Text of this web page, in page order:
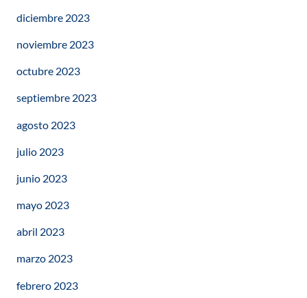
diciembre 2023
noviembre 2023
octubre 2023
septiembre 2023
agosto 2023
julio 2023
junio 2023
mayo 2023
abril 2023
marzo 2023
febrero 2023